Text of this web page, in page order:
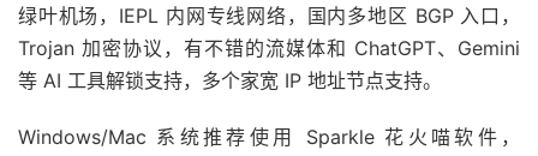
绿叶机场，IEPL 内网专线网络，国内多地区 BGP 入口，
Trojan 加密协议，有不错的流媒体和 ChatGPT、Gemini
等 AI 工具解锁支持，多个家宽 IP 地址节点支持。
Windows/Mac 系统推荐使用 Sparkle 花火喵软件，